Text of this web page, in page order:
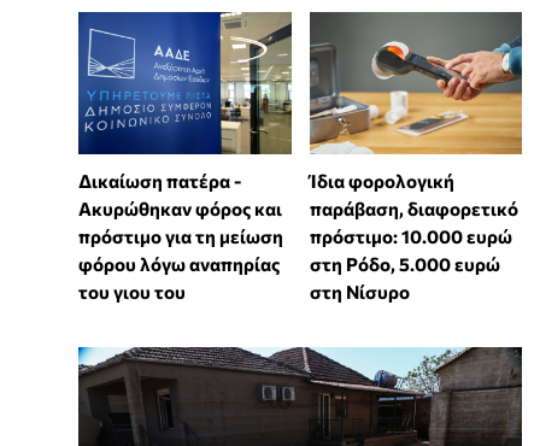
Δικαίωση πατέρα -
Ακυρώθηκαν φόρος και
πρόστιμο για τη μείωση
φόρου λόγω αναπηρίας
του γιου του
Ίδια φορολογική
παράβαση, διαφορετικό
πρόστιμο: 10.000 ευρώ
στη Ρόδο, 5.000 ευρώ
στη Νίσυρο